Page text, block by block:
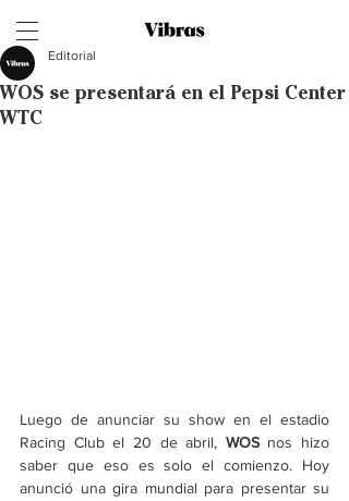
WOS se presentará en el Pepsi Center
WTC
Editorial
Luego de anunciar su show en el estadio
Racing Club el 20 de abril, WOS nos hizo
saber que eso es solo el comienzo. Hoy
anunció una gira mundial para presentar su